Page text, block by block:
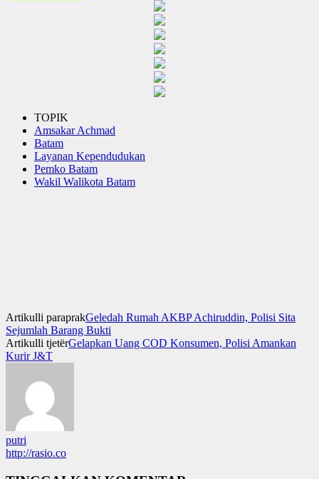
TOPIK
Amsakar Achmad
Batam
Layanan Kependudukan
Pemko Batam
Wakil Walikota Batam
Artikulli paraprakGeledah Rumah AKBP Achiruddin, Polisi Sita
Sejumlah Barang Bukti
Artikulli tjetërGelapkan Uang COD Konsumen, Polisi Amankan
Kurir J&T
putri
http://rasio.co